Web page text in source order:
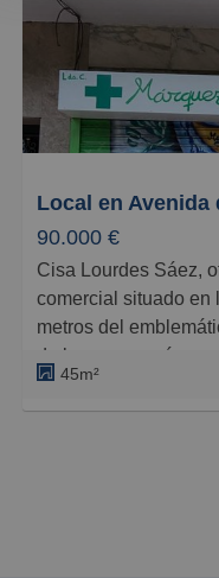
Caros
Pequeños
Grandes
90.000 €
Cisa Lourdes Sáez, ofrece en venta excelente local
comercial situado en
metros del
de las zonas más
Móstoles.
45m²